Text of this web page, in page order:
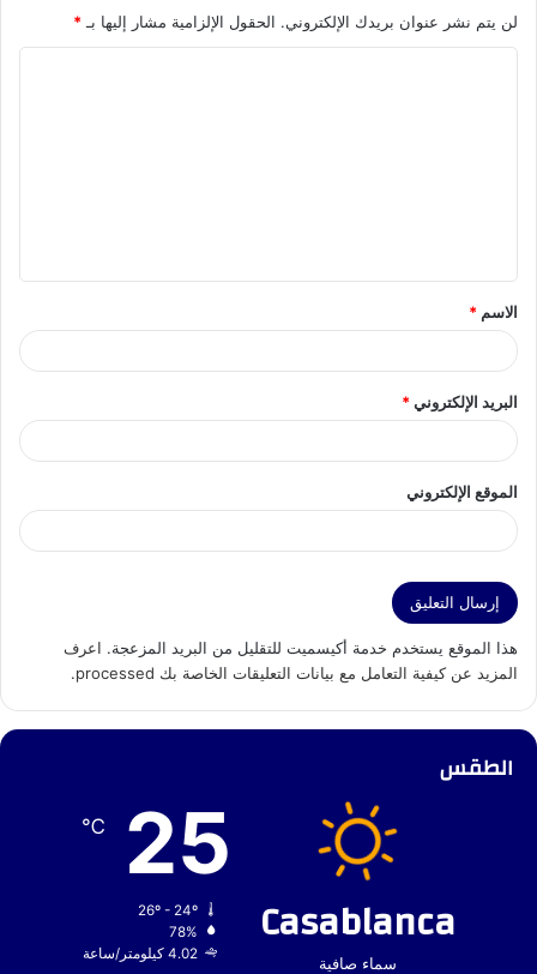
لن يتم نشر عنوان بريدك الإلكتروني. الحقول الإلزامية مشار إليها بـ *
ق
*
الاسم *
البريد الإلكتروني*
الموقع الإلكتروني
هذا الموقع يستخدم خدمة أكيسميت للتقليل من البريد المزعجة. اعرف
المزيد عن كيفية التعامل مع بيانات التعليقات الخاصة بك processed
.
الطقس
Casablanca
سماء صافية
25
℃
78%
4.02 كيلومتر/ساعة